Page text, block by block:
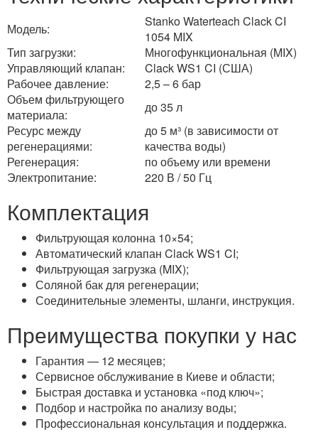
Модель:
Stanko Waterteach Clack CI
1054 MIX
Тип загрузки:
Многофункциональная (MIX)
Управляющий клапан:
Clack WS1 CI (США)
Рабочее давление:
2,5 – 6 бар
Объем фильтрующего
материала:
до 35 л
Ресурс между
регенерациями:
до 5 м³ (в зависимости от
качества воды)
Регенерация:
по объему или времени
Электропитание:
220 В / 50 Гц
Комплектация
Фильтрующая колонна 10×54;
Автоматический клапан Clack WS1 CI;
Фильтрующая загрузка (MIX);
Соляной бак для регенерации;
Соединительные элементы, шланги, инструкция.
Преимущества покупки у нас
Гарантия — 12 месяцев;
Сервисное обслуживание в Киеве и области;
Быстрая доставка и установка «под ключ»;
Подбор и настройка по анализу воды;
Профессиональная консультация и поддержка.